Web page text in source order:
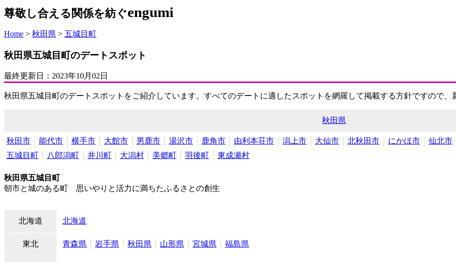
尊敬し合える関係を紡ぐengumi
Home > 秋田県 > 五城目町
秋田県五城目町のデートスポット
最終更新日： 2023年10月02日
秋田県五城目町のデートスポットをご紹介しています。すべてのデートに適したスポットを網羅して掲載する方針ですので、
秋田県
秋田市 能代市 横手市 大館市 男鹿市 湯沢市 鹿角市 由利本荘市 潟上市 大仙市 北秋田市 にかほ市 仙北市
五城目町
八郎潟町 井川町 大潟村 美郷町 羽後町 東成瀬村
秋田県五城目町
朝市と城のある町 思いやりと活力に満ちたふるさとの創生
北海道 北海道
東北 青森県 岩手県 秋田県 山形県 宮城県 福島県